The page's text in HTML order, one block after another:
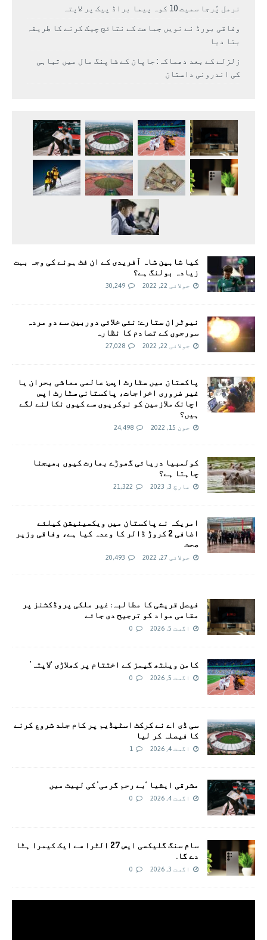
نرمل پُرجا سمیت 10 کوہ پیما براڈ پیک پر لاپتہ
وفاقی بورڈ نے نویں جماعت کے نتائج چیک کرنے کا طریقہ
بتا دیا
زلزلے کے بعد دھماکہ: جاپان کے شاپنگ مال میں تباہی
کی اندرونی داستان
کیا شاہین شاہ آفریدی کے ان فٹ ہونے کی وجہ بہت
زیادہ بولنگ ہے؟
جولائی 22, 2022 30,249
نیوٹران ستارے: نئی خلائی دوربین سے دو مردہ
سورجوں کے تصادم کا نظارہ
جولائی 22, 2022 27,028
پاکستان میں سٹارٹ اپس: عالمی معاشی بحران یا
غیر ضروری اخراجات، پاکستانی سٹارٹ اپس
اچانک ملازمین کو نوکریوں سے کیوں نکالنے لگے
ہیں؟
جون 15, 2022 24,498
کولمبیا دریائی گھوڑے بھارت کیوں بھیجنا
چاہتا ہے؟
مارچ 3, 2023 21,322
امريکہ نے پاکستان میں ویکسینیشن کیلئے
اضافی 2 کروڑ ڈالر کا وعدہ کیا ہے، وفاقی وزیر
صحت
جولائی 27, 2022 20,493
فیصل قریشی کا مطالبہ: غیر ملکی پروڈکشنز پر
مقامی مواد کو ترجیح دی جائے
اگست 5, 2026 0
کامن ویلتھ گیمز کے اختتام پر کھلاڑی ‘لاپتہ’
اگست 5, 2026 0
سی ڈی اے نے کرکٹ اسٹیڈیم پر کام جلد شروع کرنے
کا فیصلہ کر لیا
اگست 4, 2026 1
مشرقی ایشیا ‘بے رحم گرمی’ کی لپیٹ میں
اگست 4, 2026 0
سام سنگ گلیکسی ایس 27 الٹرا سے ایک کیمرا ہٹا
دے گا.
اگست 3, 2026 0